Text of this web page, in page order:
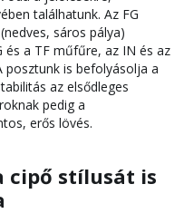
találhatunk. Az FG
sáros pálya)
és a TF műfűre, az IN és az
posztunk is befolyásolja a
az elsődleges
pedig a
erős lövés.
cipő stílusát is